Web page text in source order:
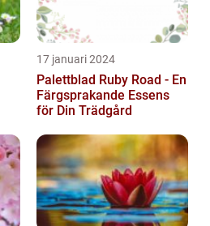
17 januari 2024
Palettblad Ruby Road - En
Färgsprakande Essens
för Din Trädgård